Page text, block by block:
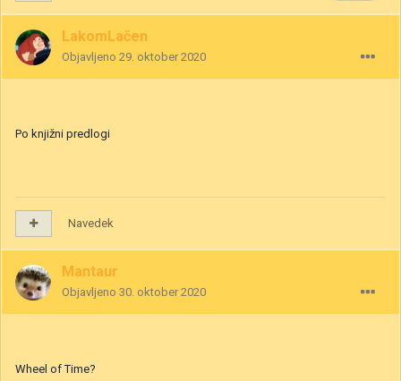
LakomLačen
Objavljeno 29. oktober 2020
Po knjižni predlogi
Navedek
Mantaur
Objavljeno 30. oktober 2020
Wheel of Time?